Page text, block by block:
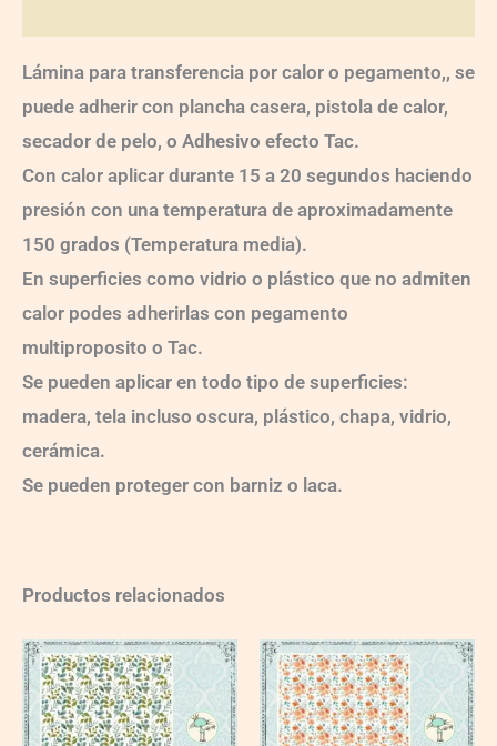
Lámina para transferencia por calor o pegamento,, se
puede adherir con plancha casera, pistola de calor,
secador de pelo, o Adhesivo efecto Tac.
Con calor aplicar durante 15 a 20 segundos haciendo
presión con una temperatura de aproximadamente
150 grados (Temperatura media).
En superficies como vidrio o plástico que no admiten
calor podes adherirlas con pegamento
multiproposito o Tac.
Se pueden aplicar en todo tipo de superficies:
madera, tela incluso oscura, plástico, chapa, vidrio,
cerámica.
Se pueden proteger con barniz o laca.
Productos relacionados
VG006
quantity
VG011
quantity